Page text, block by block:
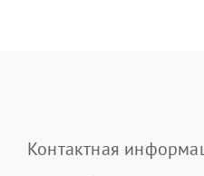
Контактная